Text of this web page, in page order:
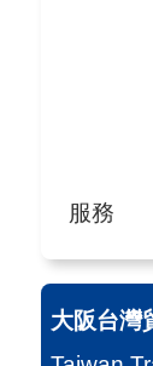
服務
大阪台灣